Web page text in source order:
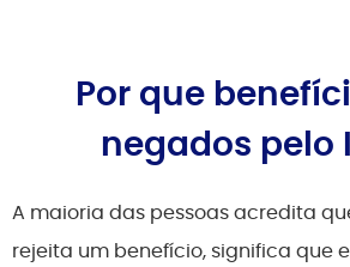
Por que
negados pelo
A maioria das pessoas acredita
rejeita um benefício, significa que